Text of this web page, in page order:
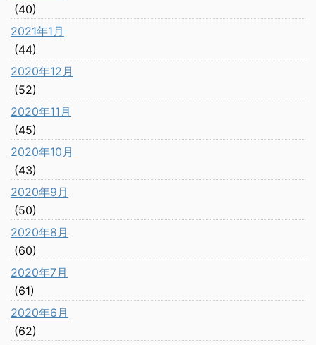
(40)
2021年1月
(44)
2020年12月
(52)
2020年11月
(45)
2020年10月
(43)
2020年9月
(50)
2020年8月
(60)
2020年7月
(61)
2020年6月
(62)